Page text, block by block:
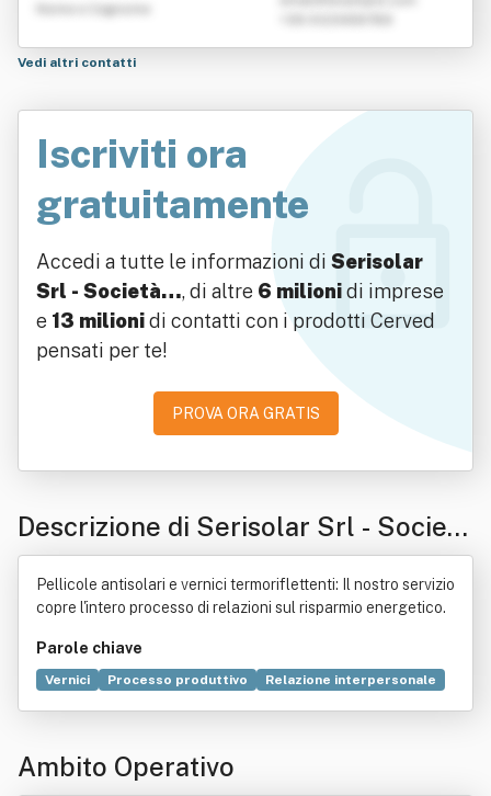
Nome e Cognome
Vedi altri contatti
Iscriviti ora
gratuitamente
Accedi a tutte le informazioni di Serisolar
Srl - Società…, di altre 6 milionidi imprese
e 13 milionidi contatti con i prodotti Cerved
pensati per te!
PROVA ORA GRATIS
Descrizione di Serisolar Srl - Società
Benefit
Pellicole antisolari e vernici termoriflettenti: Il nostro servizio
copre l'intero processo di relazioni sul risparmio energetico.
Parole chiave
Vernici Processo produttivo
Relazione interpersonale
Tecnica
Etica Bene immobile
Impatto ambientale
Ambito Operativo